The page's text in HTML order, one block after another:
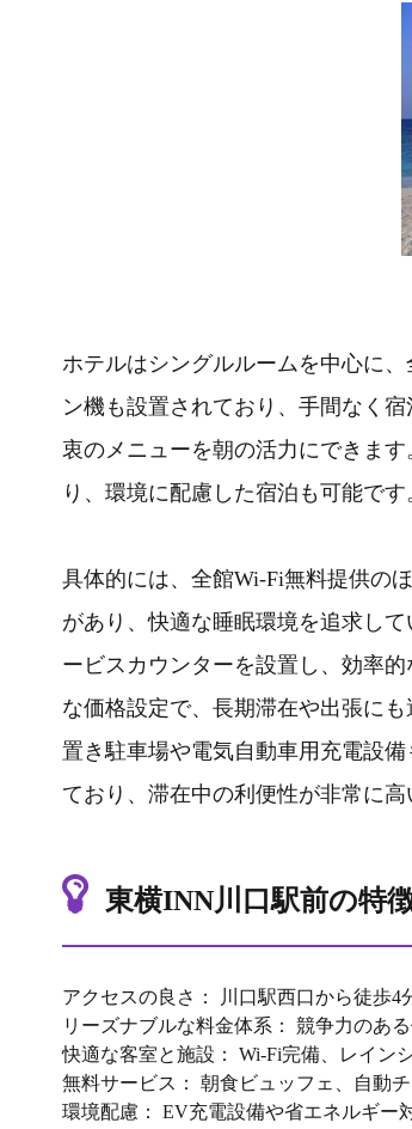
ホテルはシングルルームを中心に
ン機も設置されており、手間なく
衷のメニューを朝の活力にできま
り、環境に配慮した宿泊も可能です
具体的には、全館Wi-Fi無料提供の
があり、快適な睡眠環境を追求し
ービスカウンターを設置し、効率
な価格設定で、長期滞在や出張に
置き駐車場や電気自動車用充電設
ており、滞在中の利便性が非常に高
東横INN川口駅前の特
アクセスの良さ： 川口駅西口から徒歩4
リーズナブルな料金体系： 競争力のあ
快適な客室と施設： Wi-Fi完備、レイン
無料サービス： 朝食ビュッフェ、自動
環境配慮： EV充電設備や省エネルギー